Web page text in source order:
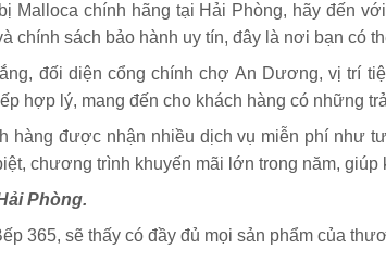
Malloca chính hãng tại Hải Phòng, hãy đến
chính sách bảo hành uy tín, đây là nơi bạn có
đối diện cổng chính chợ An Dương, vị trí
hợp lý, mang đến cho khách hàng có những
hàng được nhận nhiều dịch vụ miễn phí như
chương trình khuyến mãi lớn trong năm, giúp
Phòng.
365, sẽ thấy có đầy đủ mọi sản phẩm của